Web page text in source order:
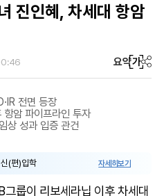
진인혜, 차세대 항암
요약가
전면 등장
암 파이프라인 투자
상 성과 입증 관건
(편)입학 자세히보기
룹이 리보세라닙 이후 차세대